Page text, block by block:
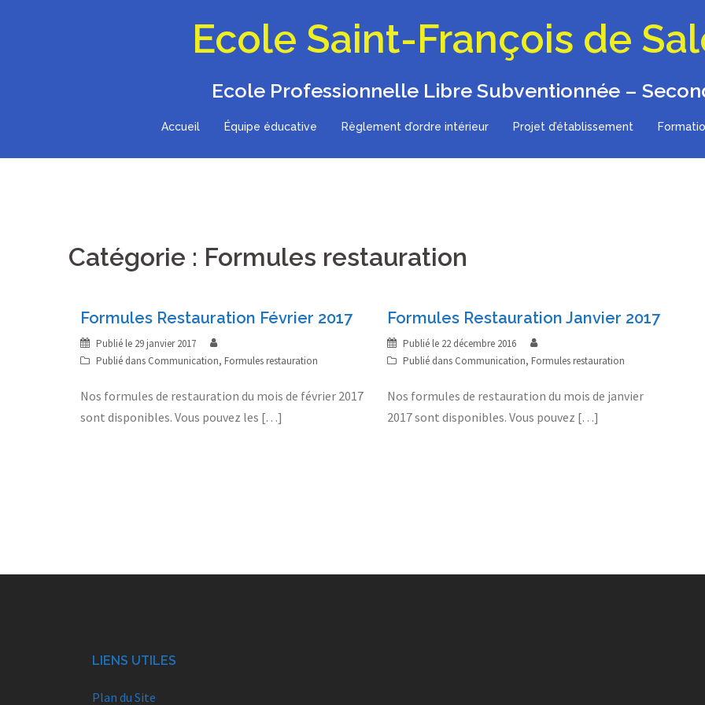
Ecole Saint-François de
Ecole Professionnelle Libre Subventionnée –
Accueil Équipe éducative Règlement d’ordre intérieur Projet d’établissement
Catégorie : Formules restauration
Formules Restauration Février 2017
Publié le 29 janvier 2017
Publié dans Communication, Formules restauration
Nos formules de restauration du mois de février 2017
sont disponibles. Vous pouvez les […]
Formules Restauration Janvier 2017
Publié le 22 décembre 2016
Publié dans Communication, Formules restauration
Nos formules de restauration du mois de janvier
2017 sont disponibles. Vous pouvez […]
LIENS UTILES
Plan du Site